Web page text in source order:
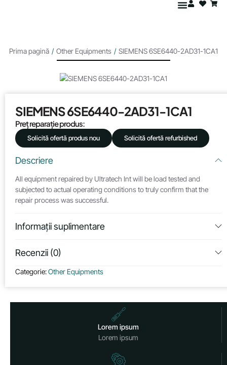
Prima pagină / Other Equipments / SIEMENS 6SE6440-2AD31-1CA1
SIEMENS 6SE6440-2AD31-1CA1
Preț reparație produs:
Solicită ofertă produs nou Solicită ofertă refurbished
Descriere
All equipment repaired by Ultratech Int will be load tested and
subjected to actual operating conditions to truly confirm that the
repair process was successful.
Informații suplimentare
Recenzii (0)
Categorie:Other Equipments
Lorem ipsum
Lorem ipsum